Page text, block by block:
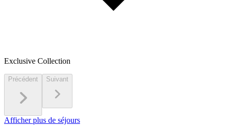
Exclusive Collection
Précédent Suivant
Afficher plus de séjours